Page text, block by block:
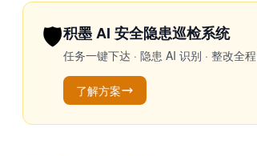
🛡️积墨 AI 安全隐患巡检系统
任务一键下达 · 隐患 AI 识别 · 整改全
了解方案